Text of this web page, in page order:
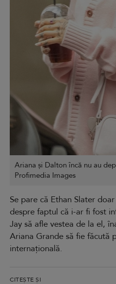
Ariana și Dalton încă nu au
Profimedia Images
Se pare că Ethan Slater
despre faptul că i-ar fi fost
Jay să afle vestea de la el,
Ariana Grande să fie făcută
internațională.
CITEȘTE ȘI